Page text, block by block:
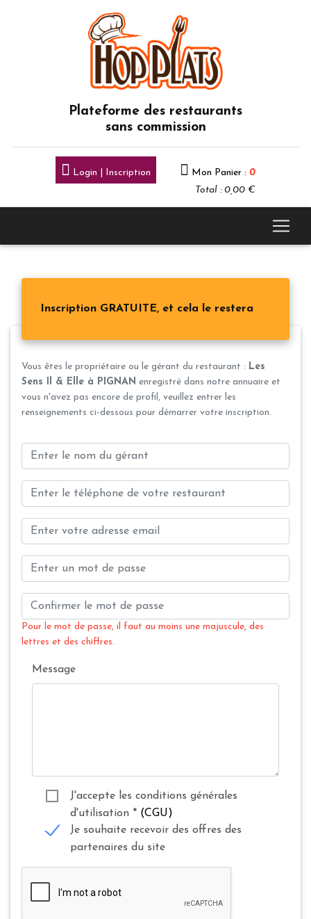
Plateforme des restaurants
sans commission
Login | Inscription Mon Panier : 0
Total : 0,00 €
Inscription GRATUITE, et cela le restera
Vous êtes le propriétaire ou le gérant du restaurant : Les
Sens Il & Elle à PIGNAN enregistré dans notre annuaire et
vous n'avez pas encore de profil, veuillez entrer les
renseignements ci-dessous pour démarrer votre inscription.
Pour le mot de passe, il faut au moins une majuscule, des
lettres et des chiffres.
Message
J'accepte les conditions générales
d'utilisation * (CGU)
Je souhaite recevoir des offres des
partenaires du site